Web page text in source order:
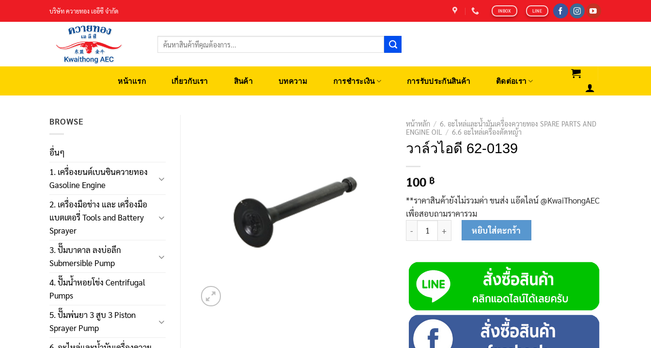
บริษัท ควายทอง เออีซี จำกัด INBOX LINE
ค้นหา:
หน้าแรก เกี่ยวกับเรา สินค้า บทความ การชำระเงิน การรับประกันสินค้า ติดต่อเรา
BROWSE
อื่นๆ
1. เครื่องยนต์เบนซินควายทอง
Gasoline Engine
2. เครื่องมือช่าง และ เครื่องมือ
แบตเตอรี่ Tools and Battery
Sprayer
3. ปั๊มบาดาล ลงบ่อลึก
Submersible Pump
4. ปั๊มน้ำหอยโข่ง Centrifugal
Pumps
5. ปั๊มพ่นยา 3 สูบ 3 Piston
Sprayer Pump
หน้าหลัก / 6. อะไหล่และน้ำมันเครื่องควายทอง SPARE PARTS AND
ENGINE OIL
/ 6.6 อะไหล่เครื่องตัดหญ้า
วาล์วไอดี 62-0139
100 ฿
**ราคาสินค้ายังไม่รวมค่า ขนส่ง แอ๊ดไลน์ @KwaiThongAEC
เพื่อสอบถามราคารวม
จำนวน วาล์วไอดี 62-0139 ชิ้นหยิบใส่ตะกร้า